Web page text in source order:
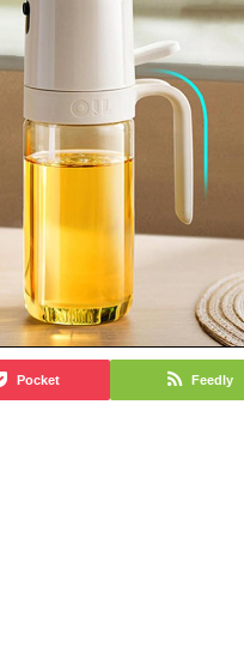
Pocket Feedly